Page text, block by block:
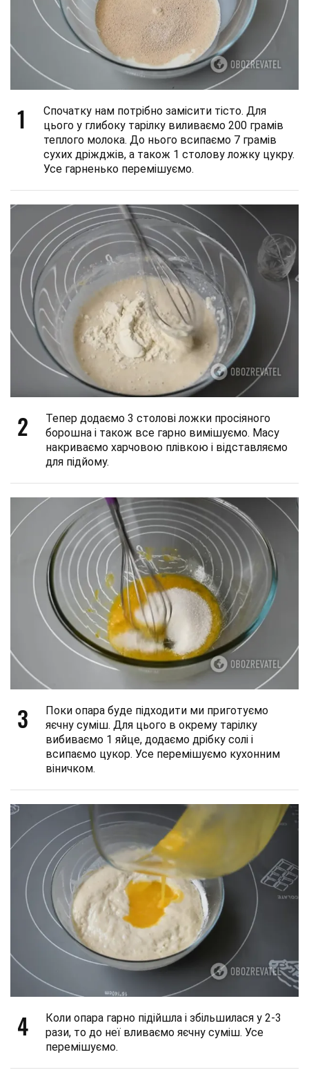
1
Спочатку нам потрібно замісити тісто. Для
цього у глибоку тарілку виливаємо 200 грамів
теплого молока. До нього всипаємо 7 грамів
сухих дріжджів, а також 1 столову ложку цукру.
Усе гарненько перемішуємо.
2
Тепер додаємо 3 столові ложки просіяного
борошна і також все гарно вимішуємо. Масу
накриваємо харчовою плівкою і відставляємо
для підйому.
3
Поки опара буде підходити ми приготуємо
яєчну суміш. Для цього в окрему тарілку
вибиваємо 1 яйце, додаємо дрібку солі і
всипаємо цукор. Усе перемішуємо кухонним
віничком.
4
Коли опара гарно підійшла і збільшилася у 2-3
рази, то до неї вливаємо яєчну суміш. Усе
перемішуємо.